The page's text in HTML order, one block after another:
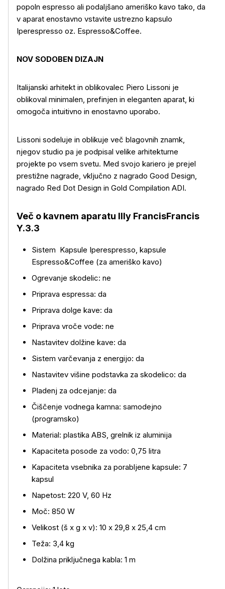
Več o izdelku
popoln espresso ali podaljšano ameriško kavo tako, da
v aparat enostavno vstavite ustrezno kapsulo
Iperespresso oz. Espresso&Coffee.
NOV SODOBEN DIZAJN
Italijanski arhitekt in oblikovalec Piero Lissoni je
oblikoval minimalen, prefinjen in eleganten aparat, ki
omogoča intuitivno in enostavno uporabo.
Lissoni sodeluje in oblikuje več blagovnih znamk,
njegov studio pa je podpisal velike arhitekturne
projekte po vsem svetu. Med svojo kariero je prejel
prestižne nagrade, vključno z nagrado Good Design,
nagrado Red Dot Design in Gold Compilation ADI.
Več o kavnem aparatu Illy FrancisFrancis
Y.3.3
Sistem Kapsule Iperespresso, kapsule
Espresso&Coffee (za ameriško kavo)
Ogrevanje skodelic: ne
Priprava espressa: da
Priprava dolge kave: da
Priprava vroče vode: ne
Nastavitev dolžine kave: da
Sistem varčevanja z energijo: da
Nastavitev višine podstavka za skodelico: da
Pladenj za odcejanje: da
Čiščenje vodnega kamna: samodejno
(programsko)
Material: plastika ABS, grelnik iz aluminija
Kapaciteta posode za vodo: 0,75 litra
Kapaciteta vsebnika za porabljene kapsule: 7
kapsul
Napetost: 220 V, 60 Hz
Moč: 850 W
Velikost (š x g x v): 10 x 29,8 x 25,4 cm
Teža: 3,4 kg
Dolžina priključnega kabla: 1 m